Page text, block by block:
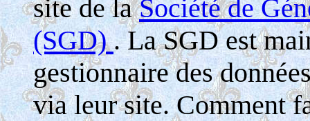
site de laSociété de
(SGD). La SGD est
gestionnaire des
via leur site. Comment